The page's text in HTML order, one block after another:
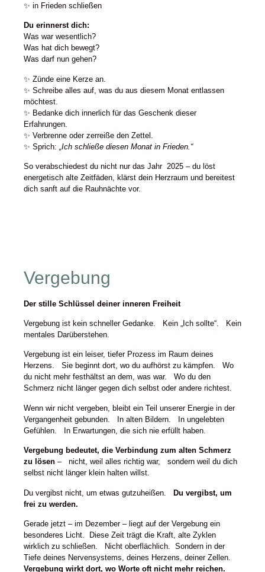
✨ in Frieden schließen
Du erinnerst dich:
Was war wesentlich?
Was hat dich bewegt?
Was darf nun gehen?
✨ Zünde eine Kerze an.
✨ Schreibe alles auf, was du aus diesem Monat entlassen
möchtest.
✨ Bedanke dich innerlich für das Geschenk dieser
Erfahrungen.
✨ Verbrenne oder zerreiße den Zettel.
✨ Sprich: „Ich schließe diesen Monat in Frieden.“
So verabschiedest du nicht nur das Jahr 2025 – du löst
energetisch alte Zeitfäden, klärst dein Herzraum und bereitest
dich sanft auf die Rauhnächte vor.
Vergebung
Der stille Schlüssel deiner inneren Freiheit
Vergebung ist kein schneller Gedanke. Kein „Ich sollte“. Kein
mentales Darüberstehen.
Vergebung ist ein leiser, tiefer Prozess im Raum deines
Herzens. Sie beginnt dort, wo du aufhörst zu kämpfen. Wo
du nicht mehr festhältst an dem, was war. Wo du den
Schmerz nicht länger gegen dich selbst oder andere richtest.
Wenn wir nicht vergeben, bleibt ein Teil unserer Energie in der
Vergangenheit gebunden. In alten Bildern. In ungelebten
Gefühlen. In Erwartungen, die sich nie erfüllt haben.
Vergebung bedeutet, die Verbindung zum alten Schmerz
zu lösen – nicht, weil alles richtig war, sondern weil du dich
selbst nicht länger klein halten willst.
Du vergibst nicht, um etwas gutzuheißen. Du vergibst, um
frei zu werden.
Gerade jetzt – im Dezember – liegt auf der Vergebung ein
besonderes Licht. Diese Zeit trägt die Kraft, alte Zyklen
wirklich zu schließen. Nicht oberflächlich. Sondern in der
Tiefe deines Nervensystems, deines Herzens, deiner Zellen.
Vergebung wirkt dort, wo Worte oft nicht mehr reichen.